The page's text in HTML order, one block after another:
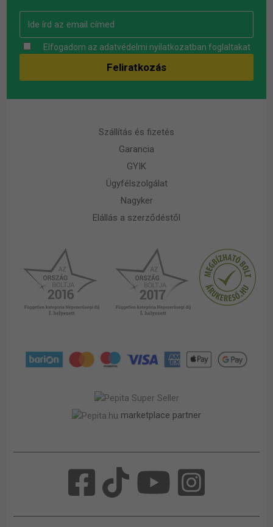
Elfogadom az adatvédelmi nyilatkozatban foglaltakat
Szállítás és fizetés
Garancia
GYIK
Ügyfélszolgálat
Nagyker
Elállás a szerződéstől
marketplace partner